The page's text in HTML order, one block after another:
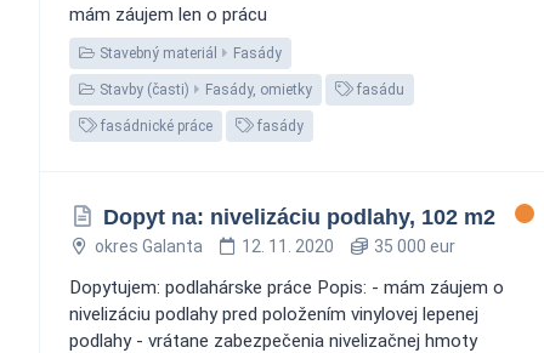
mám záujem len o prácu
Stavebný materiál Fasády
Stavby (časti) Fasády, omietky fasádu
fasádnické práce fasády
Dopyt na: nivelizáciu podlahy, 102 m2
okres Galanta 12. 11. 2020 35 000 eur
Dopytujem: podlahárske práce Popis: - mám záujem o
nivelizáciu podlahy pred položením vinylovej lepenej
podlahy - vrátane zabezpečenia nivelizačnej hmoty